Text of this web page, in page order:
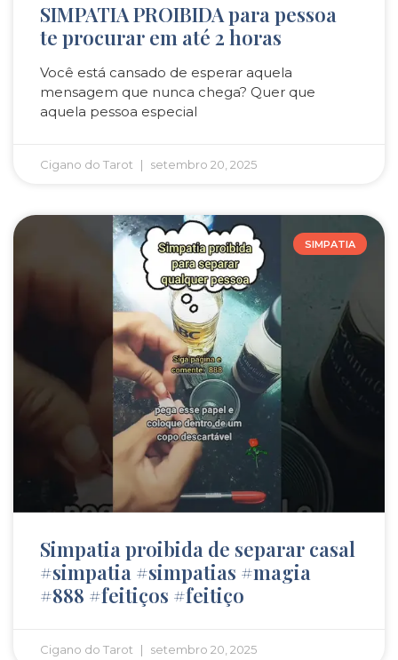
SIMPATIA PROIBIDA para pessoa
te procurar em até 2 horas
Você está cansado de esperar aquela
mensagem que nunca chega? Quer que
aquela pessoa especial
Cigano do Tarot setembro 20, 2025
SIMPATIA
Simpatia proibida de separar casal
#simpatia #simpatias #magia
#888 #feitiços #feitiço
Cigano do Tarot setembro 20, 2025